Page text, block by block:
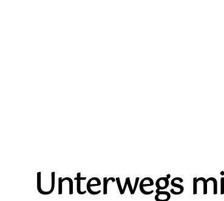
Unterwegs